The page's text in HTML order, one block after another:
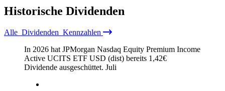
Historische Dividenden
Alle Dividenden Kennzahlen
In 2026 hat JPMorgan Nasdaq Equity Premium Income
Active UCITS ETF USD (dist) bereits 1,42€
Dividende ausgeschüttet. Juli